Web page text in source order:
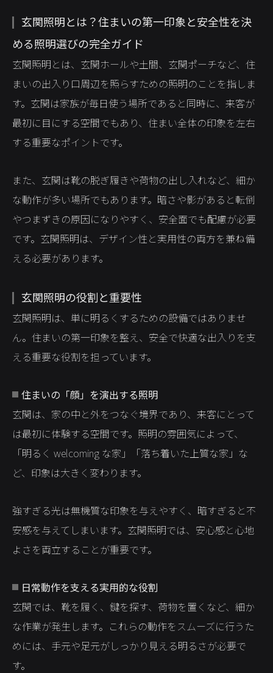
玄関照明とは？住まいの第一印象と安全性を決
める照明選びの完全ガイド
玄関照明とは、玄関ホールや土間、玄関ポーチなど、住
まいの出入り口周辺を照らすための照明のことを指しま
す。玄関は家族が毎日使う場所であると同時に、来客が
最初に目にする空間でもあり、住まい全体の印象を左右
する重要なポイントです。
また、玄関は靴の脱ぎ履きや荷物の出し入れなど、細か
な動作が多い場所でもあります。暗さや影があると転倒
やつまずきの原因になりやすく、安全面でも配慮が必要
です。玄関照明は、デザイン性と実用性の両方を兼ね備
える必要があります。
玄関照明の役割と重要性
玄関照明は、単に明るくするための設備ではありませ
ん。住まいの第一印象を整え、安全で快適な出入りを支
える重要な役割を担っています。
住まいの「顔」を演出する照明
玄関は、家の中と外をつなぐ境界であり、来客にとって
は最初に体験する空間です。照明の雰囲気によって、
「明るく welcoming な家」「落ち着いた上質な家」な
ど、印象は大きく変わります。
強すぎる光は無機質な印象を与えやすく、暗すぎると不
安感を与えてしまいます。玄関照明では、安心感と心地
よさを両立することが重要です。
日常動作を支える実用的な役割
玄関では、靴を履く、鍵を探す、荷物を置くなど、細か
な作業が発生します。これらの動作をスムーズに行うた
めには、手元や足元がしっかり見える明るさが必要で
す。